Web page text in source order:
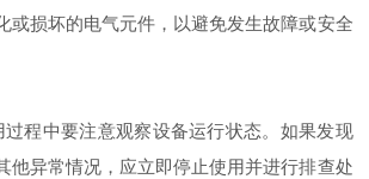
或损坏的电气元件，以避免发生故障或安全
中要注意观察设备运行状态。如果发现
他异常情况，应立即停止使用并进行排查处